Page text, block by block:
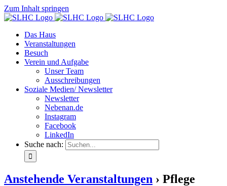
Zum Inhalt springen
Das Haus
Veranstaltungen
Besuch
Verein und Aufgabe
Unser Team
Ausschreibungen
Soziale Medien/ Newsletter
Newsletter
Nebenan.de
Instagram
Facebook
LinkedIn
Suche nach:
Anstehende Veranstaltungen › Pflege